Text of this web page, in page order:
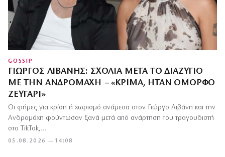
GOSSIP
ΓΙΏΡΓΟΣ ΛΙΒΆΝΗΣ: ΣΧΌΛΙΑ ΜΕΤΆ ΤΟ ΔΙΑΖΎΓΙΟ
ΜΕ ΤΗΝ ΑΝΔΡΟΜΆΧΗ – «ΚΡΊΜΑ, ΉΤΑΝ ΌΜΟΡΦΟ
ΖΕΥΓΆΡΙ»
05.08.2026 — 14:08
Οι φήμες για κρίση ή χωρισμό ανάμεσα στον Γιώργο Λιβάνη και την
Ανδρομάχη φούντωσαν ξανά μετά από ανάρτηση του τραγουδιστή
στο TikTok,…